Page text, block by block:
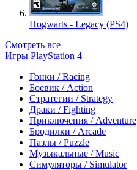
Hogwarts - Legacy (PS4)
Смотреть все
Игры PlayStation 4
Гонки / Racing
Боевик / Action
Стратегии / Strategy
Драки / Fighting
Приключения / Adventure
Бродилки / Arcade
Пазлы / Puzzle
Музыкальные / Music
Симуляторы / Simulator